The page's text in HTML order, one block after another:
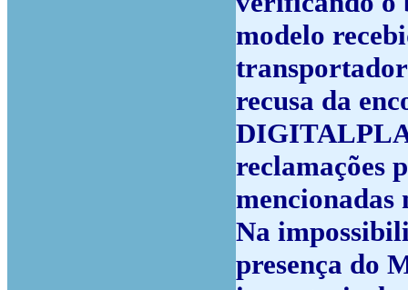
modelo
recusa da
reclamações
mencionadas
Na
presença do